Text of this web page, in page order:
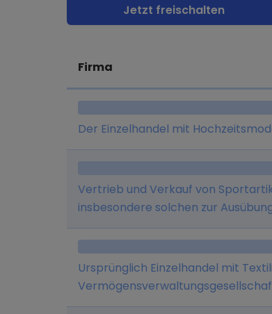
Jetzt freischalten
Firma
Der Einzelhandel mit
Vertrieb und Verkauf von
insbesondere solchen zur
Ladengeschäften im Großraum
betriebenen Online-Shop
Ursprünglich Einzelhandel mit